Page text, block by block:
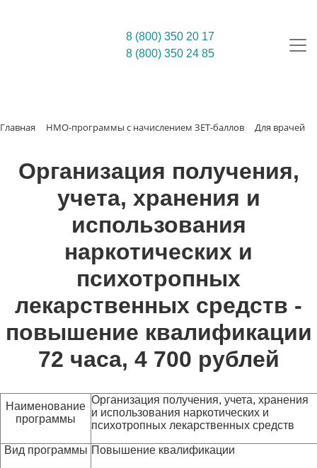
8 (800) 350 20 17
8 (800) 350 24 85
Главная НМО-программы с начислением ЗЕТ-баллов Для врачей
Организация получения,
учета, хранения и
использования
наркотических и
психотропных
лекарственных средств -
повышение квалификации
72 часа, 4 700 рублей
Наименование
программы
Организация получения, учета, хранения
и использования наркотических и
психотропных лекарственных средств
Вид программы Повышение квалификации